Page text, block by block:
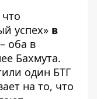
успех» в
– оба в
Бахмута.
один БТГ
на то, что